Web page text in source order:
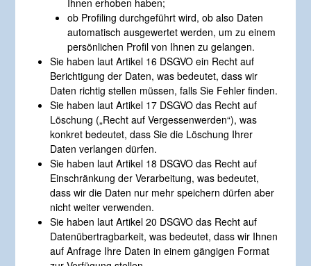
Ihnen erhoben haben;
ob Profiling durchgeführt wird, ob also Daten
automatisch ausgewertet werden, um zu einem
persönlichen Profil von Ihnen zu gelangen.
Sie haben laut Artikel 16 DSGVO ein Recht auf
Berichtigung der Daten, was bedeutet, dass wir
Daten richtig stellen müssen, falls Sie Fehler finden.
Sie haben laut Artikel 17 DSGVO das Recht auf
Löschung („Recht auf Vergessenwerden“), was
konkret bedeutet, dass Sie die Löschung Ihrer
Daten verlangen dürfen.
Sie haben laut Artikel 18 DSGVO das Recht auf
Einschränkung der Verarbeitung, was bedeutet,
dass wir die Daten nur mehr speichern dürfen aber
nicht weiter verwenden.
Sie haben laut Artikel 20 DSGVO das Recht auf
Datenübertragbarkeit, was bedeutet, dass wir Ihnen
auf Anfrage Ihre Daten in einem gängigen Format